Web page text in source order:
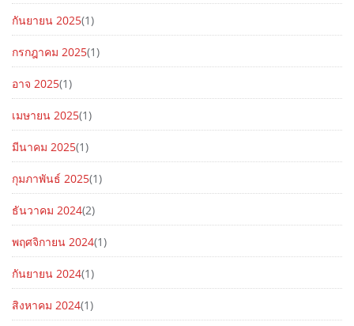
กันยายน 2025(1)
กรกฎาคม 2025(1)
อาจ 2025(1)
เมษายน 2025(1)
มีนาคม 2025(1)
กุมภาพันธ์ 2025(1)
ธันวาคม 2024(2)
พฤศจิกายน 2024(1)
กันยายน 2024(1)
สิงหาคม 2024(1)